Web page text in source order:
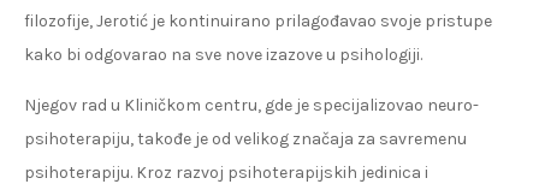
filozofije, Jerotić je kontinuirano prilagođavao svoje pristupe
kako bi odgovarao na sve nove izazove u psihologiji.
Njegov rad u Kliničkom centru, gde je specijalizovao neuro-
psihoterapiju, takođe je od velikog značaja za savremenu
psihoterapiju. Kroz razvoj psihoterapijskih jedinica i